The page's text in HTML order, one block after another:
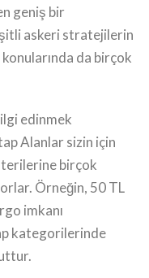
geniş bir
askeri stratejilerin
da birçok
edinmek
Alanlar sizin için
birçok
Örneğin, 50 TL
imkanı
kategorilerinde